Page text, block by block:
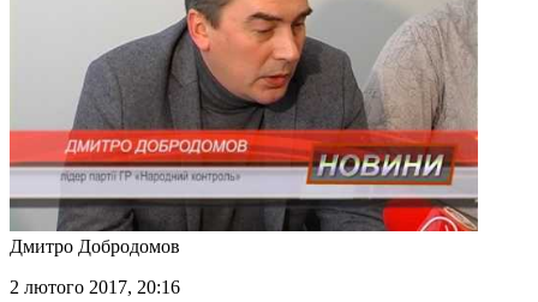
Дмитро Добродомов
2 лютого 2017, 20:16